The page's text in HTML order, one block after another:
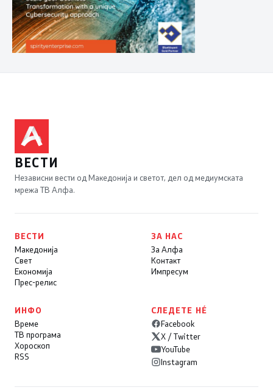
ВЕСТИ
Независни вести од Македонија и светот, дел од медиумската
мрежа ТВ Алфа.
ВЕСТИ
Македонија
Свет
Економија
Прес-релис
ЗА НАС
За Алфа
Контакт
Импресум
ИНФО
Време
ТВ програма
Хороскоп
RSS
СЛЕДЕТЕ НÉ
Facebook
X / Twitter
YouTube
Instagram